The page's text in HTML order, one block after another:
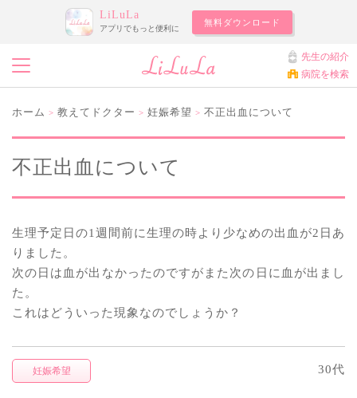
LiLuLa
アプリでもっと便利に
無料ダウンロード
先生の紹介
病院を検索
ホーム > 教えてドクター > 妊娠希望 > 不正出血について
不正出血について
生理予定日の1週間前に生理の時より少なめの出血が2日あ
りました。
次の日は血が出なかったのですがまた次の日に血が出まし
た。
これはどういった現象なのでしょうか？
妊娠希望 30代